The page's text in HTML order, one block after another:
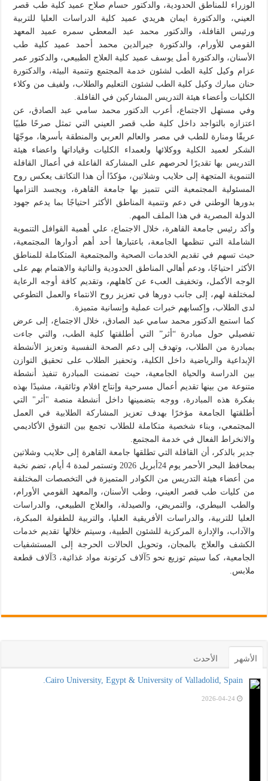
الوزراء للمناطق الحدودية، والدكتور حسام صلاح عميد كلية طب قصر
العيني، والدكتورة ايمان هريدي عميد كلية الدراسات العليا للتربية
ورئيس القافلة، والدكتور محمد عبد المعطي سمره عميد المعهد
القومي للأورام، والدكتورة جيرالدين محمد أحمد عميد كلية طب
الأسنان، والدكتورة أمل يوسف عميد كلية العلاج الطبيعي، والدكتور عمر
عزام وكيل كلية الطب لشئون خدمة المجتمع وتنمية البيئة، والدكتورة
حنان مبارك وكيل كلية الطب لشئون التعليم والطلاب، ولفيف من وكلاء
الكليات وأعضاء هيئة التدريس المشاركين في القافلة.
وفي مستهل الاجتماع، أعرب الدكتور محمد سامي عبد الصادق، عن
اعتزازه بالتواجد داخل كلية طب قصر العيني التي تمثل صرحًا طبيًا
عريقًا ومنارة للطب في مصر والعالم العربي والمنطقة بأسرها، موجّهًا
الشكر لعميد الكلية ووكلائها ولعمداء الكليات وقياداتها واعضاء هيئة
التدريس بها تقديرًا لحرصهم على المشاركة الفاعلة في أعمال القافلة
التنموية المتجهة إلى حلايب وشلاتين، مؤكدًا أن هذا التكاتف يعكس روح
المسئولية المجتمعية التي تتميز بها جامعة القاهرة، ويجسد التزامها
بدورها الوطني في دعم وتنمية المناطق الأكثر احتياجًا بما يدعم جهود
الدولة المصرية في هذا الملف المهم.
وأكد رئيس جامعة القاهرة، خلال الاجتماع، علي أهمية القوافل التنموية
الشاملة التي تنظمها الجامعة، باعتبارها أحد أهم أدوارها المجتمعية،
حيث تسهم في تقديم الخدمات الصحية والمجتمعية المتكاملة للمناطق
الأكثر احتياجًا، ودعم أهالي المناطق الحدودية والنائية والاهتمام بهم على
الوجه الأكمل، وتخفيف العبء عن كاهلهم، وتقديم كافة أوجه الرعاية
لمختلفة لهم، إلى جانب دورها في تعزيز روح الانتماء والعمل التطوعي
لدى الطلاب، وإكسابهم خبرات عملية وإنسانية متميزة.
كما استمع الدكتور محمد سامي عبد الصادق، خلال الاجتماع، إلى عرض
تفصيلي حول مبادرة “أثر” التي أطلقتها كلية الطب، والتي جاءت
بمبادرة من الطلاب، وتهدف إلى دعم الصحة النفسية وتعزيز الأنشطة
الإبداعية والرياضية داخل الكلية، وتحفيز الطلاب على تحقيق التوازن
بين الدراسة والحياة الجامعية، حيث تضمنت المبادرة تنفيذ أنشطة
متنوعة من بينها تقديم أعمال مسرحية وإنتاج افلام وثائقية، مشيدًا بهذه
بفكرة هذه المبادرة، ووجه بتضمينها داخل أنشطة منصة "أثر" التي
أطلقتها الجامعة مؤخرًا بهدف تعزيز المشاركة الطلابية في العمل
المجتمعي، وبناء شخصية متكاملة للطلاب تجمع بين التفوق الأكاديمي
والانخراط الفعال في خدمة المجتمع.
جدير بالذكر، أن القافلة التي تطلقها جامعة القاهرة إلى حلايب وشلاتين
بمحافظ البحر الأحمر يوم 24أبريل 2026 وتستمر لمدة 4 أيام، تضم نخبة
من أعضاء هيئة التدريس من الكوادر المتميزة في التخصصات المختلفة
من كليات طب قصر العيني، وطب الأسنان، والمعهد القومي الأورام،
والطب البيطري، والتمريض، والصيدلة، والعلاج الطبيعي، والدراسات
العليا للتربية، والدراسات الأفريقية العليا، والتربية للطفولة المبكرة،
والآداب، والإدارة المركزية للشئون الطبية، وسيتم خلالها تقديم خدمات
الكشف والعلاج بالمجان، وتحويل الحالات الحرجة إلى المستشفيات
الجامعية، كما سيتم توزيع نحو 5آلاف كرتونة مواد غذائية، 3آلاف قطعة
ملابس.
الأشهر الأحدث
Cairo University, Egypt & University of Valladolid, Spain.
2026-04-24